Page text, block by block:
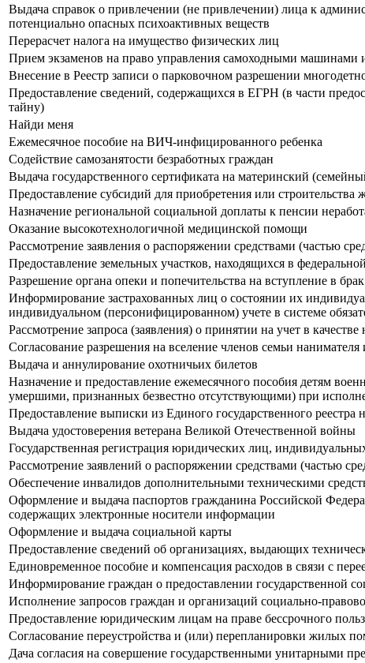
Выдача справок о привлечении (не привлечении) лица к
потенциально опасных психоактивных веществ
Перерасчет налога на имущество физических лиц
Прием экзаменов на право управления самоходными машинами
Внесение в Реестр записи о парковочном разрешении
Предоставление сведений, содержащихся в ЕГРН (в части
тайну)
Найди меня
Ежемесячное пособие на ВИЧ-инфицированного ребенка
Содействие самозанятости безработных граждан
Выдача государственного сертификата на материнский
Предоставление субсидий для приобретения или
Назначение региональной социальной доплаты к пенсии
Оказание высокотехнологичной медицинской помощи
Рассмотрение заявления о распоряжении средствами (частью
Предоставление земельных участков, находящихся в
Разрешение органа опеки и попечительства на вступление в брак
Информирование застрахованных лиц о состоянии их
индивидуальном (персонифицированном) учете в системе
Рассмотрение запроса (заявления) о принятии на учет в
Согласование разрешения на вселение членов семьи
Выдача и аннулирование охотничьих билетов
Назначение и предоставление ежемесячного пособия детям
умершими, признанных безвестно отсутствующими) при
Предоставление выписки из Единого государственного
Выдача удостоверения ветерана Великой Отечественной войны
Государственная регистрация юридических лиц,
Рассмотрение заявлений о распоряжении средствами (частью
Обеспечение инвалидов дополнительными техническими
Оформление и выдача паспортов гражданина Российской
содержащих электронные носители информации
Оформление и выдача социальной карты
Предоставление сведений об организациях, выдающих
Единовременное пособие и компенсация расходов в связи с
Информирование граждан о предоставлении государственной
Исполнение запросов граждан и организаций социально-
Предоставление юридическим лицам на праве бессрочного
Согласование переустройства и (или) перепланировки жилых
Дача согласия на совершение государственными унитарными